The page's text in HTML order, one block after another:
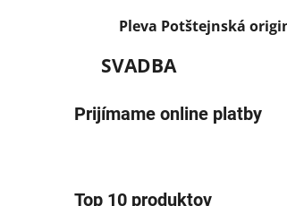
Pleva Potštejnská
SVADBA
Prijímame online platby
Top 10 produktov